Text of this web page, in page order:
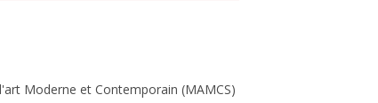
Moderne et Contemporain (MAMCS)